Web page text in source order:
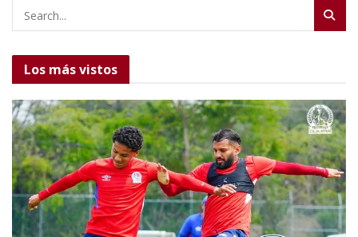
Los más vistos